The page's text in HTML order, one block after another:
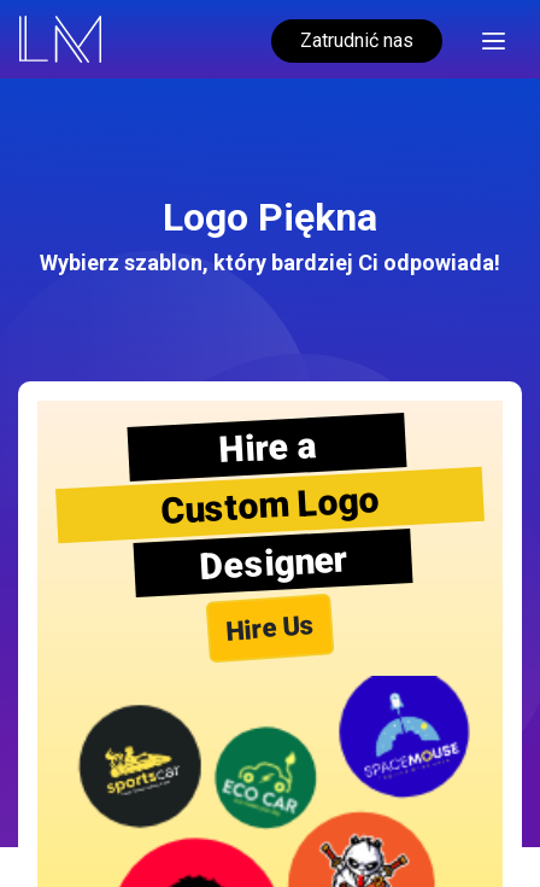
Zatrudnić nas
Logo Piękna
Wybierz szablon, który bardziej Ci odpowiada!
Hire a
Custom Logo
Designer
Hire Us